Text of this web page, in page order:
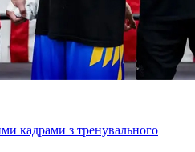
кадрами з тренувального